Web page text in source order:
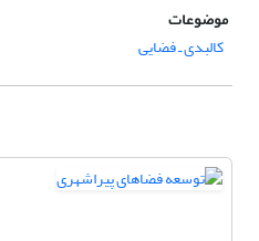
موضوعات
کالبدی ـ فضایی